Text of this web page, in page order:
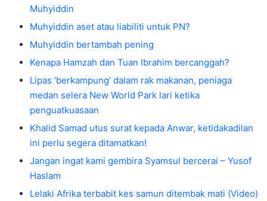
Muhyiddin
Muhyiddin aset atau liabiliti untuk PN?
Muhyiddin bertambah pening
Kenapa Hamzah dan Tuan Ibrahim bercanggah?
Lipas ‘berkampung’ dalam rak makanan, peniaga
medan selera New World Park lari ketika
penguatkuasaan
Khalid Samad utus surat kepada Anwar, ketidakadilan
ini perlu segera ditamatkan!
Jangan ingat kami gembira Syamsul bercerai – Yusof
Haslam
Lelaki Afrika terbabit kes samun ditembak mati (Video)